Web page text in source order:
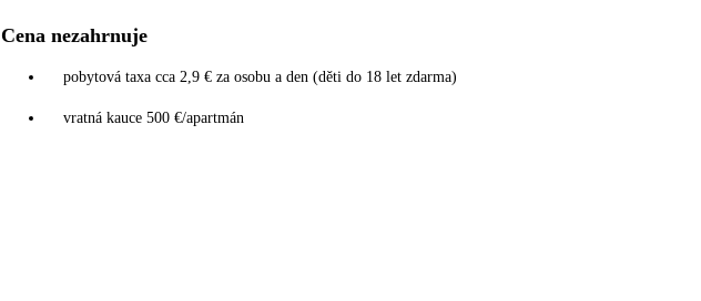
Cena nezahrnuje
pobytová taxa cca 2,9 € za osobu a den (děti do 18 let zdarma)
vratná kauce 500 €/apartmán